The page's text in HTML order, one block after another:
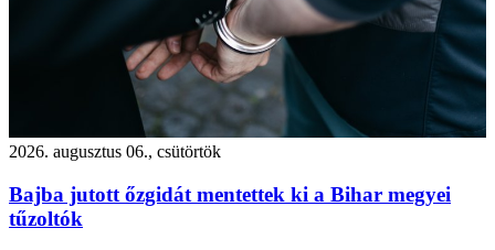
2026. augusztus 06., csütörtök
Bajba jutott őzgidát mentettek ki a Bihar megyei
tűzoltók